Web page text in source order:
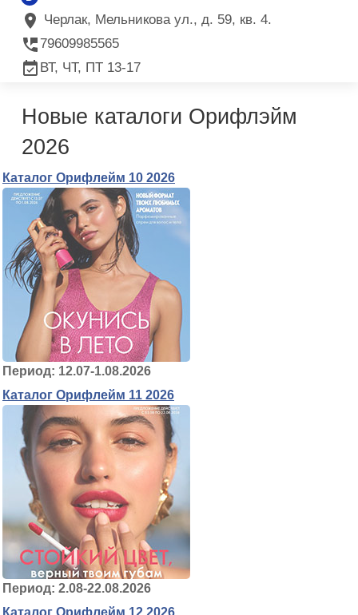
Черлак, Мельникова ул., д. 59, кв. 4.
79609985565
ВТ, ЧТ, ПТ 13-17
Новые каталоги Орифлэйм
2026
Каталог Орифлейм 10 2026
Период: 12.07-1.08.2026
Каталог Орифлейм 11 2026
Период: 2.08-22.08.2026
Каталог Орифлейм 12 2026